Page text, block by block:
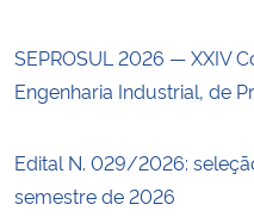
SEPROSUL 2026 — XXIV
Engenharia Industrial, de
Edital N. 029/2026:
semestre de 2026